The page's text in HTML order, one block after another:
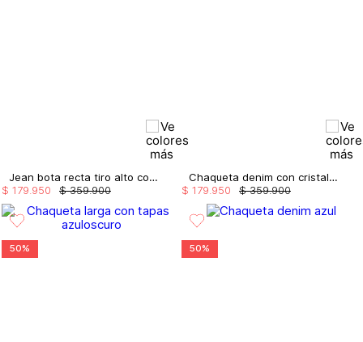
Jean bota recta tiro alto con cristales
$ 359.900
$ 179 950
Chaqueta denim con cristales
$ 359.900
$ 179 950
50% 50%